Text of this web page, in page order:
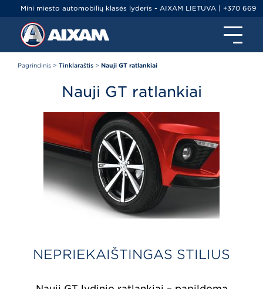
Mini miesto automobilių klasės lyderis - AIXAM LIETUVA | +370 669
79000 | info@ltminiauto.lt
Pagrindinis > Tinklaraštis > Nauji GT ratlankiai
Nauji GT ratlankiai
NEPRIEKAIŠTINGAS STILIUS